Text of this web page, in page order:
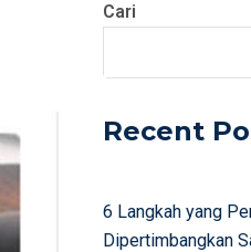
Cari
Recent
6 Langkah yang
Dipertimbangkan